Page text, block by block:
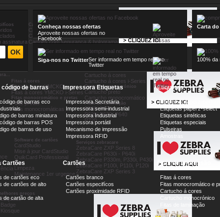
assinatura
Cartões proximidade RFID
Cartões Mifare
Cartões UHF e RFID
Cartões com segurança & holograma
Fitas á cores
Fitas á cores YMCKO
Fitas á cores YMCKO i-Séries
Fitas monocromático e pretas
Fitas pretas
Fitas monocromáticas
Cartucho á cores
Cartucho á cores i-Series
Cartucho monocrónico
Cartucho preto
Cartucho monocromático
Fitas de laminação
P500/ P520
P620/ P630/ P640
P720
Software de cartões
CardStudio
Mise à jour CardStudio
QuikCard Professional
Kits
Limpeza
Maintenance 1er urgence
Serviços zebracare
ZebraCare ZXP Series 8
ZebraCare P630i - P640i
ZebraCare P330m, P330i, P430i
ZebraCare P100i, P110i, P120i
ZebraCare ZXP Series 3
preços
Conheça nossas ofertas
Aproveite nossas ofertas no
Facebook
Carta
Siga-nos no TwitterSer informado em tempo real no
Twitter
100% da
de barras
de barras eco
de barras miniatura
de barras POS
de barras de uso
Impressora Etiquetas
Impressora Secretária
Impressora semi-industrial
Impressora Industrial
Impressora portátil
Mecanismo de impressão
Impressora RFID
Etiquetas
Etiquetas papel z-
Etiquetas papel z-select
Etiquetas sintéticas
Etiquetas especiais
Pulseiras
Amostras
Cartões
de cartões eco
de cartões de alto
de cartão de alta
Cartões
Cartões branco
Cartões especifícos
Cartões proximidade RFID
Fitas de Impressão
Fitas á cores
Fitas monocromático e
Cartucho á cores
Cartucho monocrónico
Fitas de laminação